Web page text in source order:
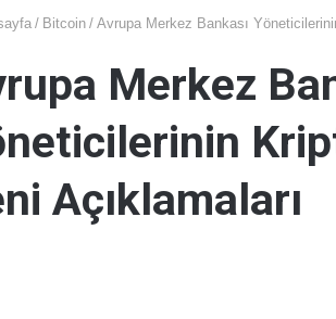
/ Bitcoin / Avrupa Merkez Bankası
Merkez
Açıklamaları